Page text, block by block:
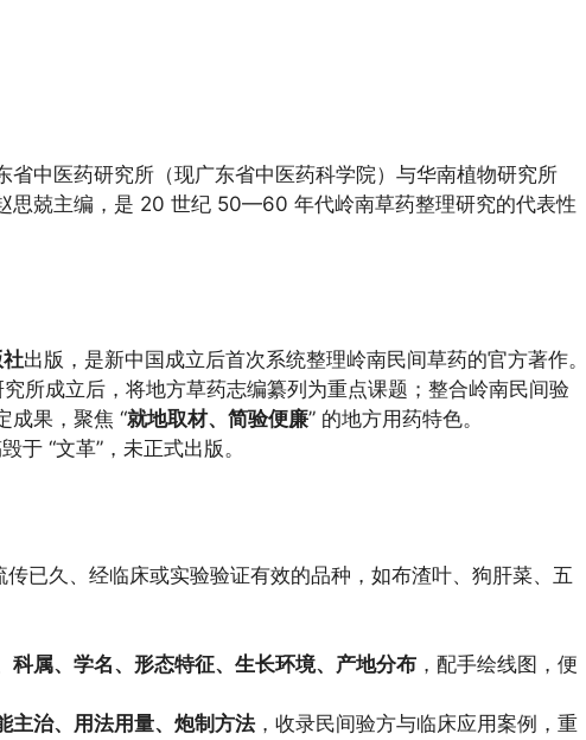
省中医药研究所（现广东省中医药科学院）与华南植物研究所
思兢主编，是 20 世纪 50—60 年代岭南草药整理研究的代表性
出版，是新中国成立后首次系统整理岭南民间草药的官方著作。
所成立后，将地方草药志编纂列为重点课题；整合岭南民间验
成果，聚焦 “就地取材、简验便廉” 的地方用药特色。
于 “文革”，未正式出版。
传已久、经临床或实验验证有效的品种，如布渣叶、狗肝菜、五
科属、学名、形态特征、生长环境、产地分布 ，配手绘线图，便
主治、用法用量、炮制方法，收录民间验方与临床应用案例，重